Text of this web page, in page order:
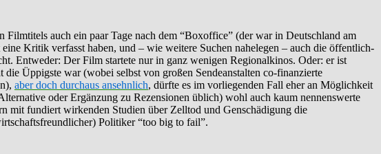
auch ein paar Tage nach dem “Boxoffice” (der war in Deutschland am
Kritik verfasst haben, und – wie weitere Suchen nahelegen – auch die öffentlich-
Entweder: Der Film startete nur in ganz wenigen Regionalkinos. Oder: er ist
Üppigste war (wobei selbst von großen Sendeanstalten co-finanzierte
aber doch durchaus ansehnlich, dürfte es im vorliegenden Fall eher an Möglichkeit
oder Ergänzung zu Rezensionen üblich) wohl auch kaum nennenswerte
mit fundiert wirkenden Studien über Zelltod und Genschädigung die
Politiker “too big to fail”.